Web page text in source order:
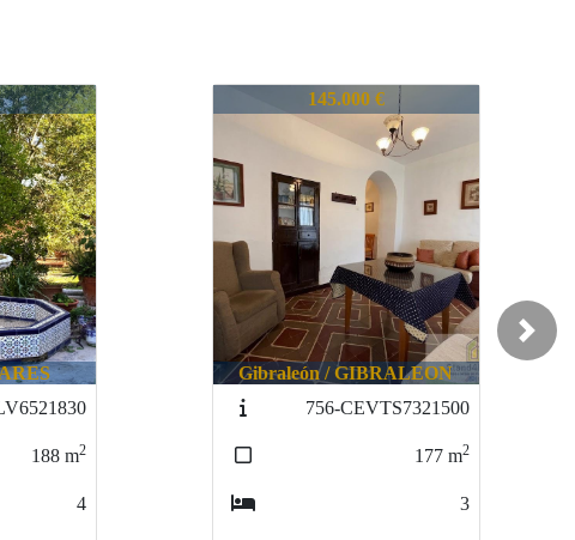
177 m2
3
740-CHLVA0921710
185.000 €
Niebla / NIEBLA
777-CARBL2821840
373m2
4
Next